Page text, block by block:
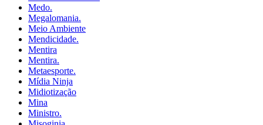
Medo.
Megalomania.
Meio Ambiente
Mendicidade.
Mentira
Mentira.
Metaesporte.
Mídia Ninja
Midiotização
Mina
Ministro.